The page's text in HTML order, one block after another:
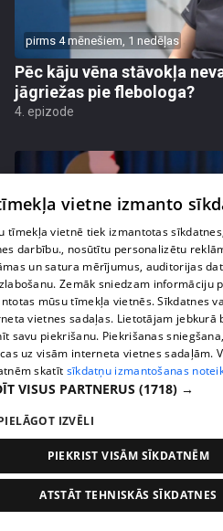
pirms 4 mēnešiem, 1 nedēļas
Pēc kāju vēna stāvokļa
jāgriežas pie flebologa?
4. epizode
pirms 4 mēnešiem, 2 nedēļām
Ko cilvēki patiesībā meklē
Agneses Zeltiņas
4. epizode
vietne izmanto
tīmekļa vietnē tiek izmantotas
darbību., nosūtītu personalizētu
un satura mērījumus, auditorijas
Zemāk sniedzam informāciju
mūsu tīmekļa vietnēs. Sīkdatnes
vietnes sadaļas. Lietotājam
savu piekrišanu. Piekrišanas
uz visām interneta vietnes sadaļām.
skatīt sīkdatņu izmantošanas
VISUS PARTNERUS (1718) →
IZVĒLI
PIEKRIST VISĀM SĪKDATNĒM
ATSTĀT TEHNISKĀS SĪKDATNES